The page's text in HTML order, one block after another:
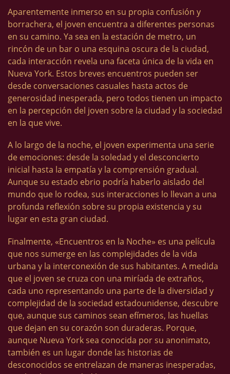
Aparentemente inmerso en su propia confusión y
borrachera, el joven encuentra a diferentes personas
en su camino. Ya sea en la estación de metro, un
rincón de un bar o una esquina oscura de la ciudad,
cada interacción revela una faceta única de la vida en
Nueva York. Estos breves encuentros pueden ser
desde conversaciones casuales hasta actos de
generosidad inesperada, pero todos tienen un impacto
en la percepción del joven sobre la ciudad y la sociedad
en la que vive.
A lo largo de la noche, el joven experimenta una serie
de emociones: desde la soledad y el desconcierto
inicial hasta la empatía y la comprensión gradual.
Aunque su estado ebrio podría haberlo aislado del
mundo que lo rodea, sus interacciones lo llevan a una
profunda reflexión sobre su propia existencia y su
lugar en esta gran ciudad.
Finalmente, «Encuentros en la Noche» es una película
que nos sumerge en las complejidades de la vida
urbana y la interconexión de sus habitantes. A medida
que el joven se cruza con una miríada de extraños,
cada uno representando una parte de la diversidad y
complejidad de la sociedad estadounidense, descubre
que, aunque sus caminos sean efímeros, las huellas
que dejan en su corazón son duraderas. Porque,
aunque Nueva York sea conocida por su anonimato,
también es un lugar donde las historias de
desconocidos se entrelazan de maneras inesperadas,